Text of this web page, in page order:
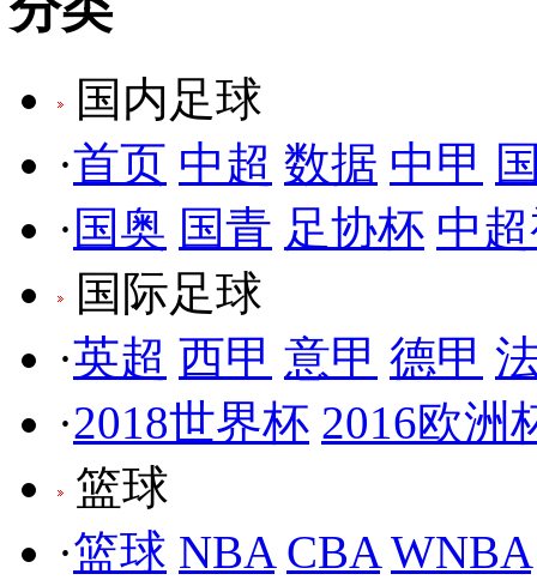
国内足球
·首页 中超 数据 中甲
· 国奥 国青 足协杯 中
国际足球
·英超 西甲 意甲 德甲
·2018世界杯 2016欧洲
篮球
·篮球 NBA CBA WNBA